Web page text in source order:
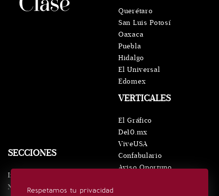
Respetamos tu privacidad
SECCIONES
Inicio
Noticias
VERTICALES
El Gráfico
De10.mx
ViveUSA
Confabulario
Aviso Oportuno
Querétaro
San Luis Potosí
Oaxaca
Puebla
Hidalgo
El Universal
Edomex